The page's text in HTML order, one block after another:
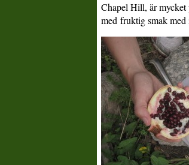
Chapel Hill, är mycket
med fruktig smak med